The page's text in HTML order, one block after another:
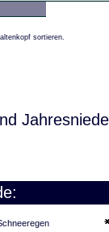
sortieren.